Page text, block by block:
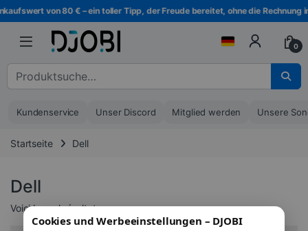
Cookies und Werbeeinstellungen – DJOBI
Zur Navigation springen
Direkt zum Inhaltvon 80 € – ein toller Tipp, der Freude bereitet, ohne die Rechnung
0
Suche nach :
Kundenservice Unser Discord Mitglied werden Unsere
Startseite Dell
Dell
Voici le seul résultat